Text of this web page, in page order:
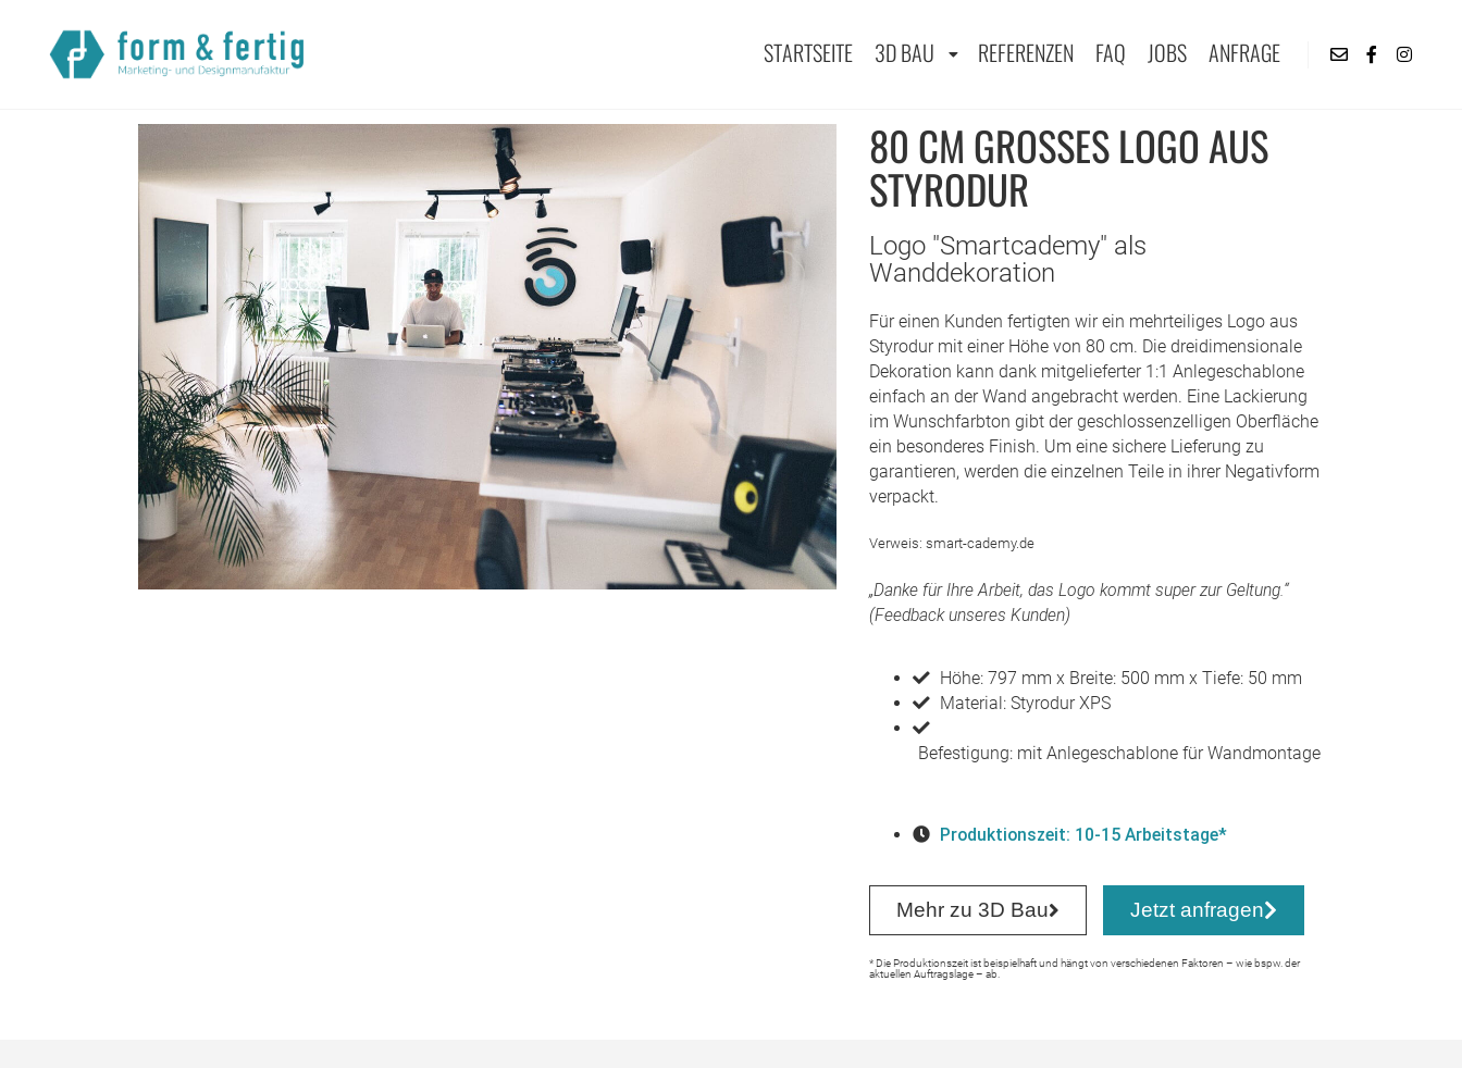
STARTSEITE 3D BAU REFERENZEN FAQ JOBS ANFRAGE
Startseite>Referenzen> 80 cm großes Logo aus Styrodur
80 CM GROSSES LOGO AUS S
TYRODUR
Logo "Smartcademy" als
Wanddekoration
Für einen Kunden fertigten wir ein mehrteiliges Logo aus
Styrodur mit einer Höhe von 80 cm. Die dreidimensionale
Dekoration kann dank mitgelieferter 1:1 Anlegeschablone
einfach an der Wand angebracht werden. Eine Lackierung
im Wunschfarbton gibt der geschlossenzelligen Oberfläche
ein besonderes Finish. Um eine sichere Lieferung zu
garantieren, werden die einzelnen Teile in ihrer Negativform
verpackt.
Verweis: smart-cademy.de
„Danke für Ihre Arbeit, das Logo kommt super zur Geltung.“
(Feedback unseres Kunden)
Höhe: 797 mm x Breite: 500 mm x Tiefe: 50 mm
Material: Styrodur XPS
Befestigung: mit Anlegeschablone für Wandmontage
Produktionszeit: 10-15 Arbeitstage*
Mehr zu 3D Bau Jetzt anfragen
* Die Produktionszeit ist beispielhaft und hängt von verschiedenen Faktoren – wie bspw. der
aktuellen Auftragslage – ab.